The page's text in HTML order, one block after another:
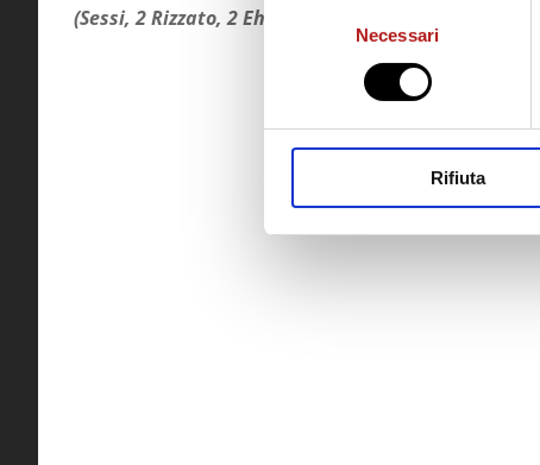
Necessari
Rifiuta
(Sessi, 2 Rizzato, 2 Ehiogbai)